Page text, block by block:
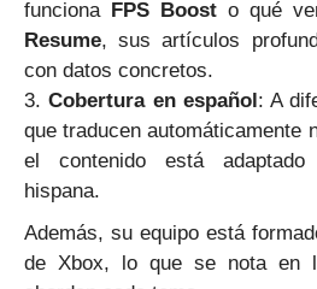
funciona FPS Boost o qué
Resume, sus artículos
con datos concretos.
3.Cobertura en español : A
que traducen automáticamente
el contenido está
hispana.
Además, su equipo está
de Xbox, lo que se nota en